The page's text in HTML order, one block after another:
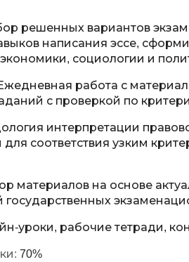
решенных вариантов
написания эссе,
социологии и
работа с
с проверкой по
интерпретации
соответствия узким
материалов на основе
государственных
уроки, рабочие тетради,
70%